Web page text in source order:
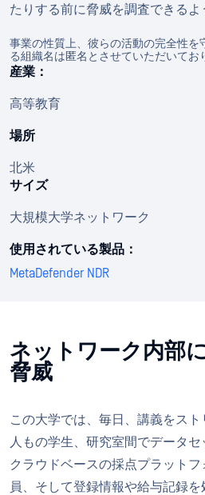
たりする前に脅威を調査できるよ
事業の性質上、彼らの活動の完全性を
る組織名は匿名とさせていただいてお
産業：
高等教育
場所
北米
サイズ
大規模大学ネットワーク
使用されている製品：
MetaDefender NDR
ネットワーク内部
脅威
この大学では、毎日、講義をス
人もの学生、研究室間でデータセ
クラウドベースの採点プラット
員、そして登録情報や給与記録